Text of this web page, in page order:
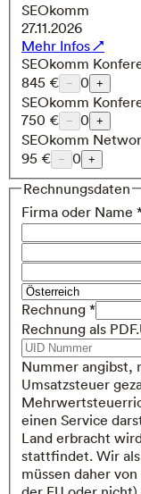
SEOkomm
27.11.2026
Mehr Infos ↗
SEOkomm
845 € − 0 +
SEOkomm
750 € − 0 +
SEOkomm
95 € − 0 +
Rechnungsdaten
Firma oder Name
Rechnung *
Rechnung als PDF.
Nummer angibst,
Umsatzsteuer
einen Service
Land erbracht
stattfindet. Wir
müssen daher